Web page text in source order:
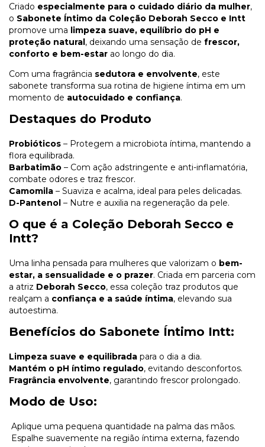
Criado especialmente para o cuidado diário da mulher,
o Sabonete Íntimo da Coleção Deborah Secco e Intt
promove uma limpeza suave, equilíbrio do pH e
proteção natural, deixando uma sensação de frescor,
conforto e bem-estar ao longo do dia.
Com uma fragrância sedutora e envolvente, este
sabonete transforma sua rotina de higiene íntima em um
momento de autocuidado e confiança.
Destaques do Produto
Probióticos – Protegem a microbiota íntima, mantendo a
flora equilibrada.
Barbatimão – Com ação adstringente e anti-inflamatória,
combate odores e traz frescor.
Camomila – Suaviza e acalma, ideal para peles delicadas.
D-Pantenol – Nutre e auxilia na regeneração da pele.
O que é a Coleção Deborah Secco e
Intt?
Uma linha pensada para mulheres que valorizam o bem-
estar, a sensualidade e o prazer. Criada em parceria com
a atriz Deborah Secco, essa coleção traz produtos que
realçam a confiança e a saúde íntima, elevando sua
autoestima.
Benefícios do Sabonete Íntimo Intt:
Limpeza suave e equilibrada para o dia a dia.
Mantém o pH íntimo regulado, evitando desconfortos.
Fragrância envolvente, garantindo frescor prolongado.
Modo de Uso:
Aplique uma pequena quantidade na palma das mãos.
Espalhe suavemente na região íntima externa, fazendo